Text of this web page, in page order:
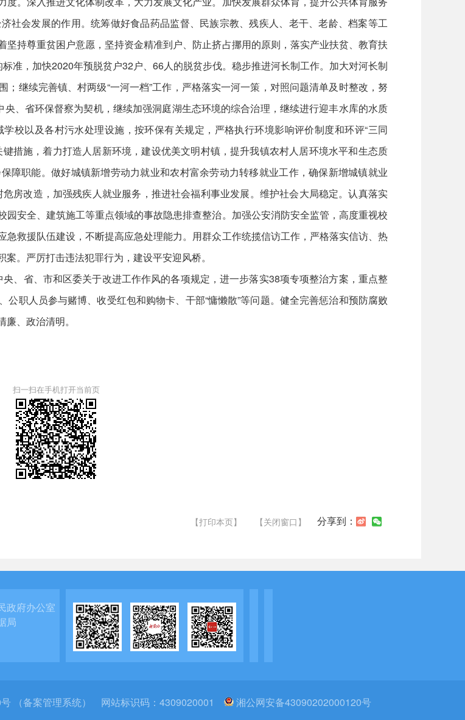
社会发展的作用。统筹做好食品药品监督、民族宗教、残疾人、老干、老龄、档案等工
持尊重贫困户意愿，坚持资金精准到户、防止挤占挪用的原则，落实产业扶贫、教育扶
准，加快2020年预脱贫户32户、66人的脱贫步伐。稳步推进河长制工作。加大对河长制
继续完善镇、村两级“一河一档”工作，严格落实一河一策，对照问题清单及时整改，努
、省环保督察为契机，继续加强洞庭湖生态环境的综合治理，继续进行迎丰水库的水质
校以及各村污水处理设施，按环保有关规定，严格执行环境影响评价制度和环评“三同
措施，着力打造人居新环境，建设优美文明村镇，提升我镇农村人居环境水平和生态质
障职能。做好城镇新增劳动力就业和农村富余劳动力转移就业工作，确保新增城镇就业
房改造，加强残疾人就业服务，推进社会福利事业发展。维护社会大局稳定。认真落实
安全、建筑施工等重点领域的事故隐患排查整治。加强公安消防安全监管，高度重视校
救援队伍建设，不断提高应急处理能力。用群众工作统揽信访工作，严格落实信访、热
。严厉打击违法犯罪行为，建设平安迎风桥。
、省、市和区委关于改进工作作风的各项规定，进一步落实38项专项整治方案，重点整
职人员参与赌博、收受红包和购物卡、干部“慵懒散”等问题。健全完善惩治和预防腐败
、政治清明。
扫一扫在手机打开当前页
【打印本页】 【关闭窗口】 分享到：
政府办公室
局
（备案管理系统） 网站标识码：4309020001 湘公网安备43090202000120号